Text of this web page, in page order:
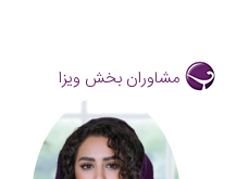
مشاوران بخش ویزا